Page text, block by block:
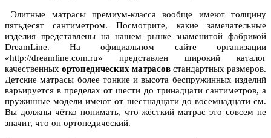
Элитные матрасы премиум-класса вообще имеют толщину
пятьдесят сантиметром. Посмотрите, какие замечательные
изделия представлены на нашем рынке знаменитой фабрикой
DreamLine. На официальном сайте организации
«http://dreamline.com.ru» представлен широкий каталог
качественных ортопедических матрасов стандартных размеров.
Детские матрасы более тонкие и высота беспружинных изделий
варьируется в пределах от шести до тринадцати сантиметров, а
пружинные модели имеют от шестнадцати до восемнадцати см.
Вы должны чётко понимать, что жёсткий матрас это совсем не
значит, что он ортопедический.